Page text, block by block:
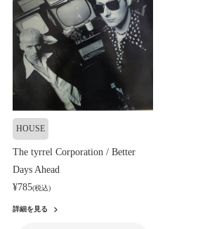
HOUSE
The tyrrel Corporation / Better
Days Ahead
¥785(税込)
詳細を見る